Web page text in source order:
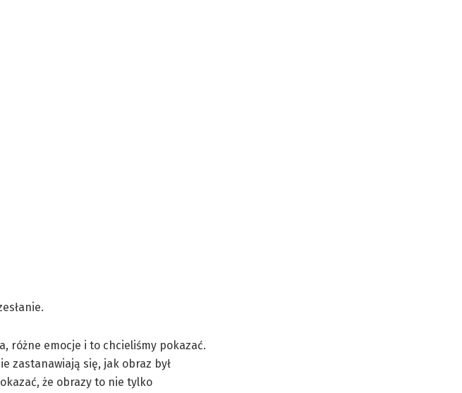
różne emocje i to chcieliśmy pokazać.
zastanawiają się, jak obraz był
że obrazy to nie tylko